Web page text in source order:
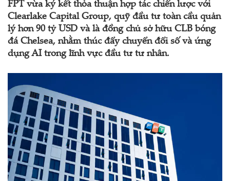
FPT vừa ký kết thỏa thuận hợp tác chiến lược với
Clearlake Capital Group, quỹ đầu tư toàn cầu quản
lý hơn 90 tỷ USD và là đồng chủ sở hữu CLB bóng
đá Chelsea, nhằm thúc đẩy chuyển đổi số và ứng
dụng AI trong lĩnh vực đầu tư tư nhân.